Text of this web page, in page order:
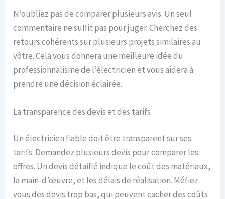
N’oubliez pas de comparer plusieurs avis. Un seul
commentaire ne suffit pas pour juger. Cherchez des
retours cohérents sur plusieurs projets similaires au
vôtre. Cela vous donnera une meilleure idée du
professionnalisme de l’électricien et vous aidera à
prendre une décision éclairée.
La transparence des devis et des tarifs
Un électricien fiable doit être transparent sur ses
tarifs. Demandez plusieurs devis pour comparer les
offres. Un devis détaillé indique le coût des matériaux,
la main-d’œuvre, et les délais de réalisation. Méfiez-
vous des devis trop bas, qui peuvent cacher des coûts